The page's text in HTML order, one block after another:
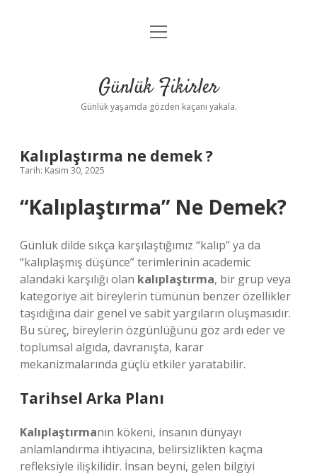
Anasayfa
Yasal Uyarı
menüyü
Günlük Fikirler
Günlük yaşamda gözden kaçanı yakala.
Kalıplaştırma ne demek ?
Tarih: Kasım 30, 2025
“Kalıplaştırma” Ne Demek?
Günlük dilde sıkça karşılaştığımız “kalıp” ya da
“kalıplaşmış düşünce” terimlerinin academic
alandaki karşılığı olan kalıplaştırma, bir grup veya
kategoriye ait bireylerin tümünün benzer özellikler
taşıdığına dair genel ve sabit yargıların oluşmasıdır.
Bu süreç, bireylerin özgünlüğünü göz ardı eder ve
toplumsal algıda, davranışta, karar
mekanizmalarında güçlü etkiler yaratabilir.
Tarihsel Arka Planı
Kalıplaştırmanın kökeni, insanın dünyayı
anlamlandırma ihtiyacına, belirsizlikten kaçma
refleksiyle ilişkilidir. İnsan beyni, gelen bilgiyi